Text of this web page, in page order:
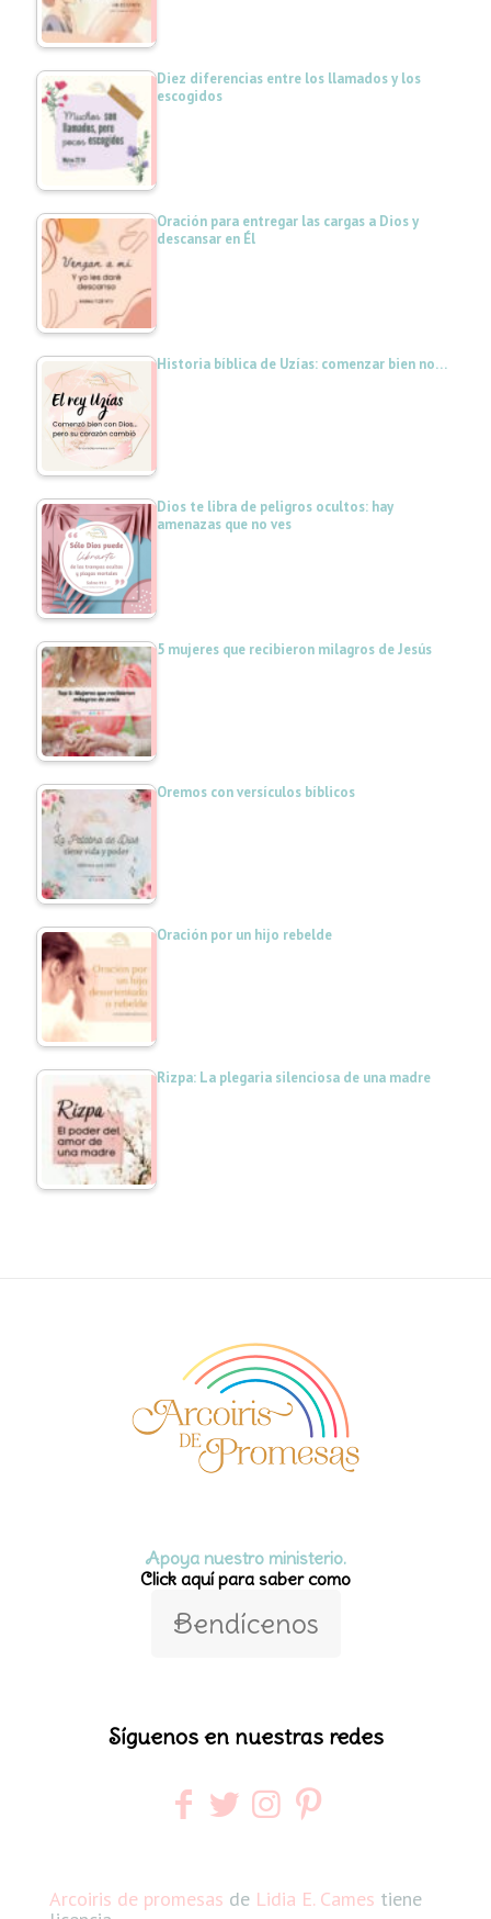
Diez diferencias entre los llamados y los
escogidos
Oración para entregar las cargas a Dios y
descansar en Él
Historia bíblica de Uzías: comenzar bien no…
Dios te libra de peligros ocultos: hay
amenazas que no ves
5 mujeres que recibieron milagros de Jesús
Oremos con versículos bíblicos
Oración por un hijo rebelde
Rizpa: La plegaria silenciosa de una madre
Apoya nuestro ministerio.
Click aquí para saber como
Bendícenos
Síguenos en nuestras redes
Arcoiris de promesas de Lidia E. Cames tiene